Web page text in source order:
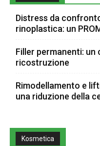
Distress da
rinoplastica: un
Filler permanenti: un
ricostruzione
Rimodellamento e
una riduzione della
Kosmetica